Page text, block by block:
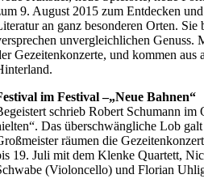
9. August 2015 zum Entdecken
an ganz besonderen Orten.
unvergleichlichen
Gezeitenkonzerte, und kommen
im Festival –„Neue Bahnen“
schrieb Robert Schumann
Das überschwängliche Lob
räumen die
19. Juli mit dem Klenke Quartett,
(Violoncello) und Florian